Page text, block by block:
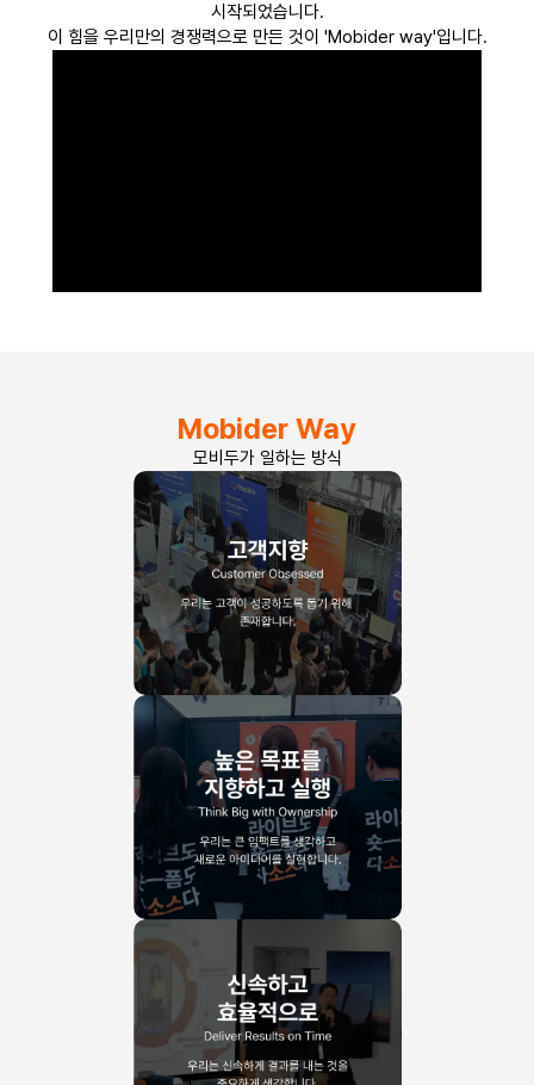
시작되었습니다.
이 힘을 우리만의 경쟁력으로 만든 것이 'Mobider way'입니다.
Mobider Way
모비두가 일하는 방식